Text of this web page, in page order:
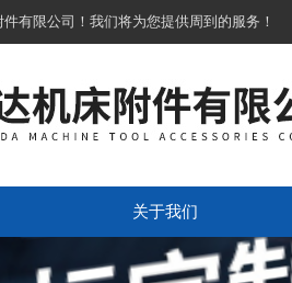
有限公司！我们将为您提供周到的服务！
关于我们